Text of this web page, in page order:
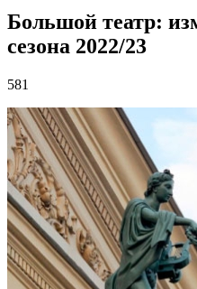
Большой театр:
сезона 2022/23
581